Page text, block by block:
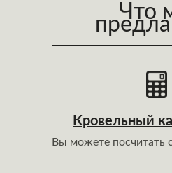
Что
Кровельный
Вы можете посчитать